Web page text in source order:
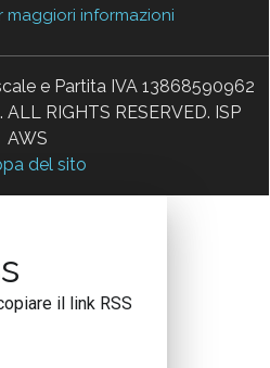
maggiori informazioni
e Partita IVA 13868590962
RIGHTS RESERVED. ISP
AWS
del sito
il link RSS